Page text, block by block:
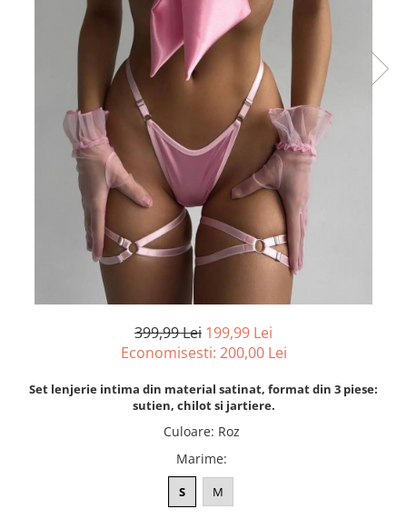
399,99 Lei 199,99 Lei
Economisesti: 200,00 Lei
Set lenjerie intima din material satinat, format din 3 piese:
sutien, chilot si jartiere.
Culoare: Roz
Marime:
S M